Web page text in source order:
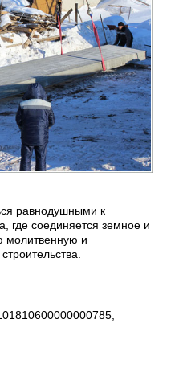
равнодушными к
где соединяется земное и
молитвенную и